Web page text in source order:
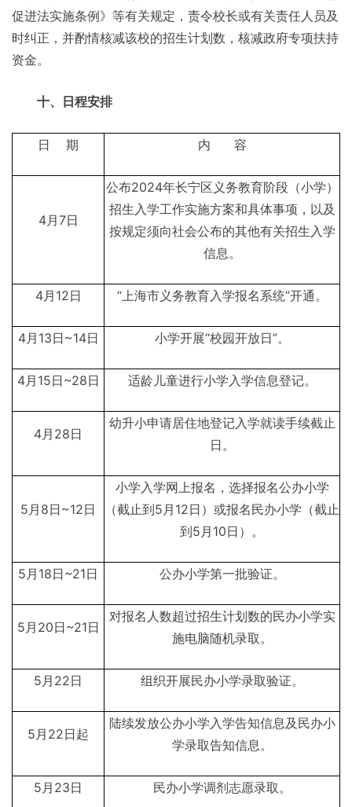
促进法实施条例》等有关规定，责令校长或有关责任人员及
时纠正，并酌情核减该校的招生计划数，核减政府专项扶持
资金。
十、日程安排
日 期 内 容
4月7日
公布2024年长宁区义务教育阶段（小学）
招生入学工作实施方案和具体事项，以及
按规定须向社会公布的其他有关招生入学
信息。
4月12日 “上海市义务教育入学报名系统”开通。
4月13日~14日 小学开展“校园开放日”。
4月15日~28日 适龄儿童进行小学入学信息登记。
4月28日
幼升小申请居住地登记入学就读手续截止
日。
5月8日~12日
小学入学网上报名，选择报名公办小学
（截止到5月12日）或报名民办小学（截止
到5月10日）。
5月18日~21日 公办小学第一批验证。
5月20日~21日
对报名人数超过招生计划数的民办小学实
施电脑随机录取。
5月22日 组织开展民办小学录取验证。
5月22日起
陆续发放公办小学入学告知信息及民办小
学录取告知信息。
5月23日 民办小学调剂志愿录取。